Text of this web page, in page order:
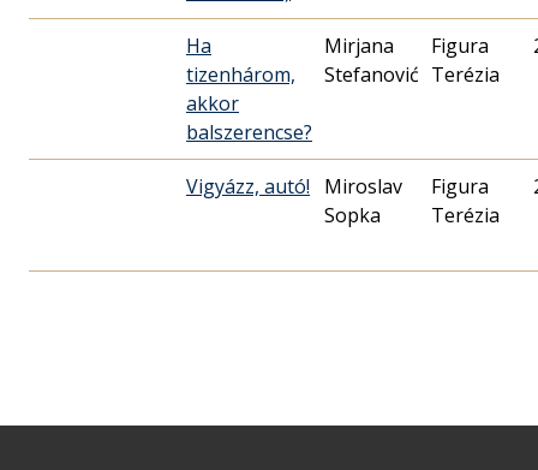
Ha
tizenhárom,
akkor
balszerencse?
Mirjana
Stefanović
Figura
Terézia
Vigyázz, autó!
Miroslav
Sopka
Figura
Terézia